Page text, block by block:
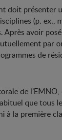
doit
(p.
avoir
par
de
de
que tous
la première